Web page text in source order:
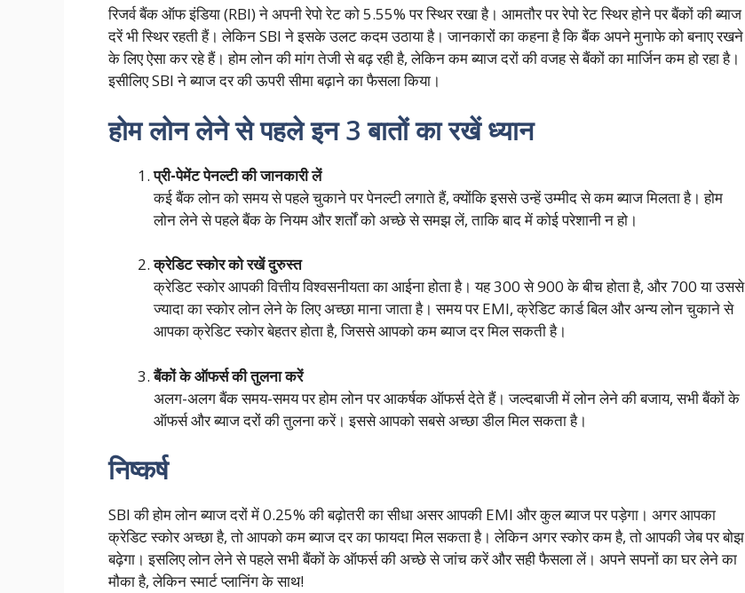
रिजर्व बैंक ऑफ इंडिया (RBI) ने अपनी रेपो रेट को 5.55% पर स्थिर रखा है। आमतौर पर रेपो रेट स्थिर होने पर बैंकों की ब्याज
दरें भी स्थिर रहती हैं। लेकिन SBI ने इसके उलट कदम उठाया है। जानकारों का कहना है कि बैंक अपने मुनाफे को बनाए रखने
के लिए ऐसा कर रहे हैं। होम लोन की मांग तेजी से बढ़ रही है, लेकिन कम ब्याज दरों की वजह से बैंकों का मार्जिन कम हो रहा है।
इसीलिए SBI ने ब्याज दर की ऊपरी सीमा बढ़ाने का फैसला किया।
होम लोन लेने से पहले इन 3 बातों का रखें ध्यान
प्री-पेमेंट पेनल्टी की जानकारी लें
कई बैंक लोन को समय से पहले चुकाने पर पेनल्टी लगाते हैं, क्योंकि इससे उन्हें उम्मीद से कम ब्याज मिलता है। होम
लोन लेने से पहले बैंक के नियम और शर्तों को अच्छे से समझ लें, ताकि बाद में कोई परेशानी न हो।
क्रेडिट स्कोर को रखें दुरुस्त
क्रेडिट स्कोर आपकी वित्तीय विश्वसनीयता का आईना होता है। यह 300 से 900 के बीच होता है, और 700 या उससे
ज्यादा का स्कोर लोन लेने के लिए अच्छा माना जाता है। समय पर EMI, क्रेडिट कार्ड बिल और अन्य लोन चुकाने से
आपका क्रेडिट स्कोर बेहतर होता है, जिससे आपको कम ब्याज दर मिल सकती है।
बैंकों के ऑफर्स की तुलना करें
अलग-अलग बैंक समय-समय पर होम लोन पर आकर्षक ऑफर्स देते हैं। जल्दबाजी में लोन लेने की बजाय, सभी बैंकों के
ऑफर्स और ब्याज दरों की तुलना करें। इससे आपको सबसे अच्छा डील मिल सकता है।
निष्कर्ष
SBI की होम लोन ब्याज दरों में 0.25% की बढ़ोतरी का सीधा असर आपकी EMI और कुल ब्याज पर पड़ेगा। अगर आपका
क्रेडिट स्कोर अच्छा है, तो आपको कम ब्याज दर का फायदा मिल सकता है। लेकिन अगर स्कोर कम है, तो आपकी जेब पर बोझ
बढ़ेगा। इसलिए लोन लेने से पहले सभी बैंकों के ऑफर्स की अच्छे से जांच करें और सही फैसला लें। अपने सपनों का घर लेने का
मौका है, लेकिन स्मार्ट प्लानिंग के साथ!